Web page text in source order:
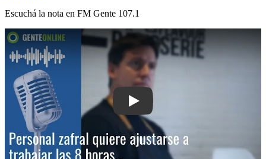
Escuchá la nota en FM Gente 107.1
Play: Personal zafral quiere ajustarse